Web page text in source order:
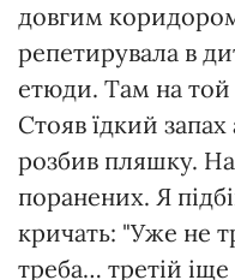
довгим
репетирувала в
етюди. Там на
Стояв їдкий
розбив пляшку.
поранених. Я
кричать: "Уже не
треба… третій